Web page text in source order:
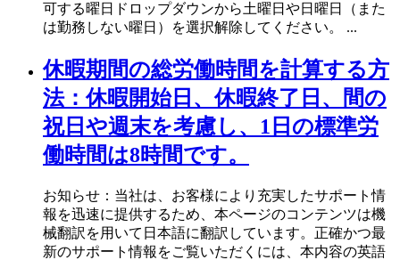
可する曜日ドロップダウンから土曜日や日曜日（また
は勤務しない曜日）を選択解除してください。 ...
休暇期間の総労働時間を計算する方
法：休暇開始日、休暇終了日、間の
祝日や週末を考慮し、1日の標準労
働時間は8時間です。
お知らせ：当社は、お客様により充実したサポート情
報を迅速に提供するため、本ページのコンテンツは機
械翻訳を用いて日本語に翻訳しています。正確かつ最
新のサポート情報をご覧いただくには、本内容の英語